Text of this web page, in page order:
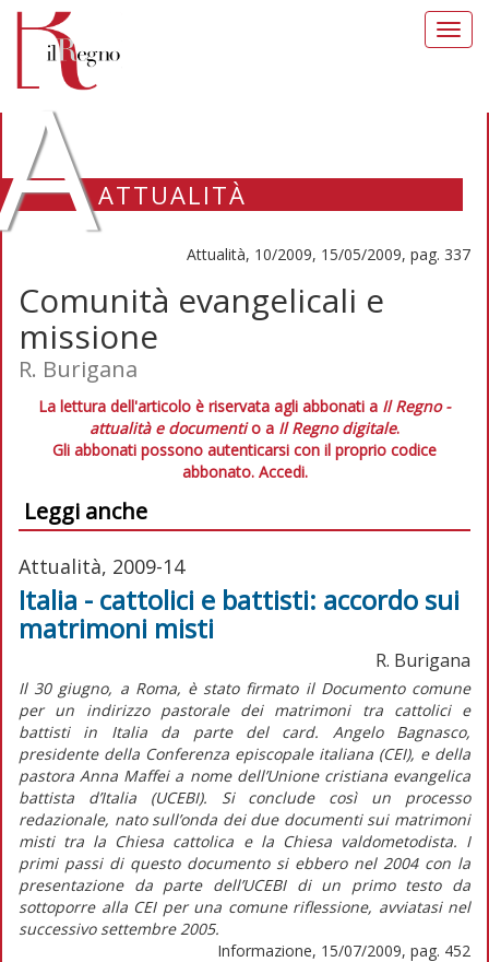
ATTUALITÀ
Attualità, 10/2009, 15/05/2009, pag. 337
Comunità evangelicali e
missione
R. Burigana
La lettura dell'articolo è riservata agli abbonati a Il Regno -
attualità e documentio a Il Regno digitale.
Gli abbonati possono autenticarsi con il proprio codice
abbonato. Accedi.
Leggi anche
Attualità, 2009-14
Italia - cattolici e battisti: accordo sui
matrimoni misti
R. Burigana
Il 30 giugno, a Roma, è stato firmato il Documento comune
per un indirizzo pastorale dei matrimoni tra cattolici e
battisti in Italia da parte del card. Angelo Bagnasco,
presidente della Conferenza episcopale italiana (CEI), e della
pastora Anna Maffei a nome dell’Unione cristiana evangelica
battista d’Italia (UCEBI). Si conclude così un processo
redazionale, nato sull’onda dei due documenti sui matrimoni
misti tra la Chiesa cattolica e la Chiesa valdometodista. I
primi passi di questo documento si ebbero nel 2004 con la
presentazione da parte dell’UCEBI di un primo testo da
sottoporre alla CEI per una comune riflessione, avviatasi nel
successivo settembre 2005.
Informazione, 15/07/2009, pag. 452